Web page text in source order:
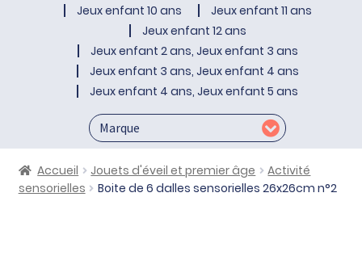
Jeux enfant 10 ans
Jeux enfant 11 ans
Jeux enfant 12 ans
Jeux enfant 2 ans, Jeux enfant 3 ans
Jeux enfant 3 ans, Jeux enfant 4 ans
Jeux enfant 4 ans, Jeux enfant 5 ans
Accueil Jouets d'éveil et premier âge
Activité
sensorielles
Boite de 6 dalles sensorielles 26x26cm n°2